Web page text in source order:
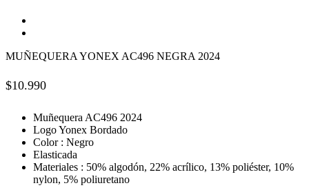
MUÑEQUERA YONEX AC496 NEGRA 2024
$10.990
Muñequera AC496 2024
Logo Yonex Bordado
Color : Negro
Elasticada
Materiales : 50% algodón, 22% acrílico, 13% poliéster, 10%
nylon, 5% poliuretano